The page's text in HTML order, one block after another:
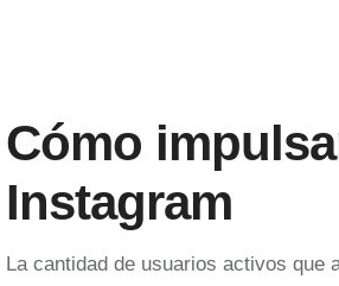
Cómo
Instagram
La cantidad de usuarios activos que